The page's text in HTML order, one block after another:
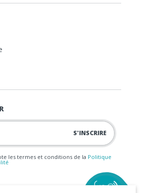
les termes et conditions de la Politique